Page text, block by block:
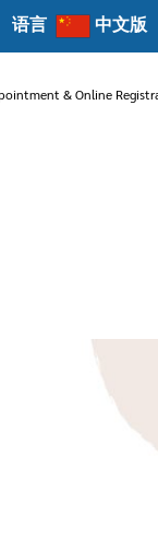
语言 中文版
& Online